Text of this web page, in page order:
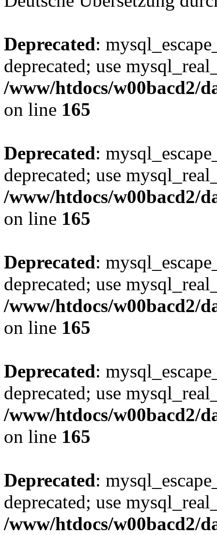
Deprecated:
deprecated; use
/www/htdocs/w00bacd2/
on line 165
Deprecated:
deprecated; use
/www/htdocs/w00bacd2/
on line 165
Deprecated:
deprecated; use
/www/htdocs/w00bacd2/
on line 165
Deprecated:
deprecated; use
/www/htdocs/w00bacd2/
on line 165
Deprecated:
deprecated; use
/www/htdocs/w00bacd2/